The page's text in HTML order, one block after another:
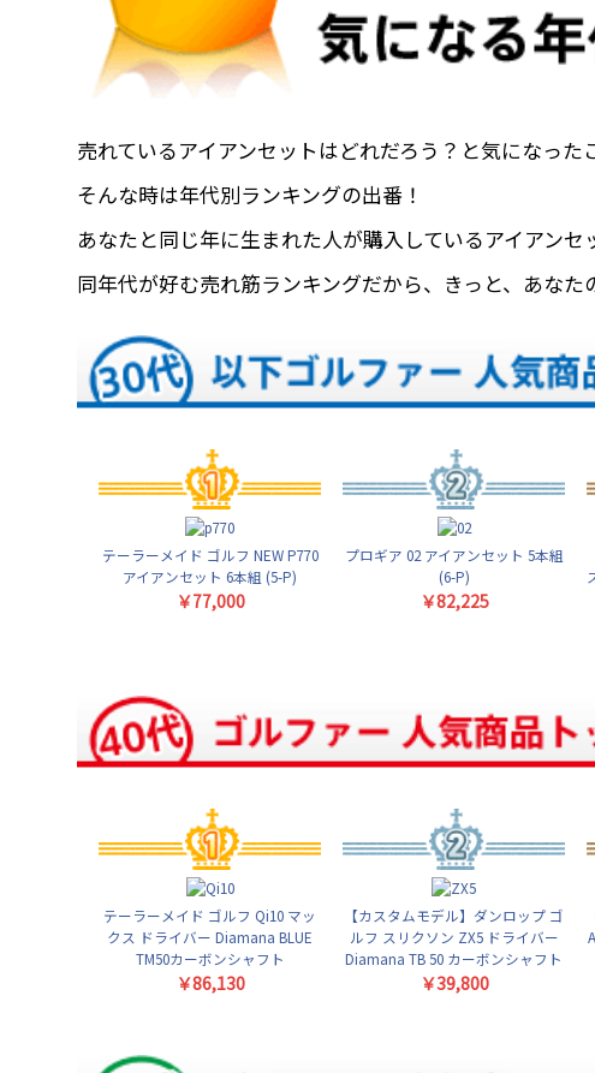
売れているアイアンセットはどれだろう？と気になった
そんな時は年代別ランキングの出番！
あなたと同じ年に生まれた人が購入しているアイアンセ
同年代が好む売れ筋ランキングだから、きっと、あな
テーラーメイド ゴルフ NEW P770
アイアンセット 6本組 (5-P)
￥77,000
プロギア 02 アイアンセット 5本組
(6-P)
￥82,225
テーラーメイド ゴルフ Qi10 マッ
クス ドライバー Diamana BLUE
TM50カーボンシャフト
￥86,130
【カスタムモデル】ダンロップ ゴ
ルフ スリクソン ZX5 ドライバー
Diamana TB 50 カーボンシャフト
￥39,800